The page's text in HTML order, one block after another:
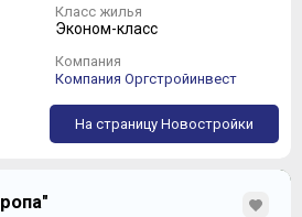
Класс жилья
Эконом-класс
Компания
Компания Оргстройинвест
На страницу Новостройки